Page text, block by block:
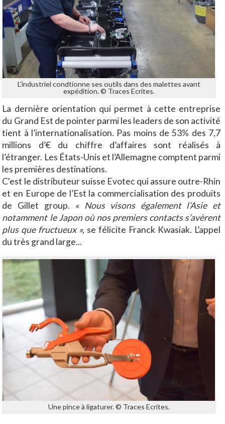
L'industriel condtionne ses outils dans des malettes avant
expédition. © Traces Ecrites.
La dernière orientation qui permet à cette entreprise
du Grand Est de pointer parmi les leaders de son activité
tient à l’internationalisation. Pas moins de 53% des 7,7
millions d’€ du chiffre d’affaires sont réalisés à
l’étranger. Les États-Unis et l’Allemagne comptent parmi
les premières destinations.
C'est le distributeur suisse Evotec qui assure outre-Rhin
et en Europe de l’Est la commercialisation des produits
de Gillet group. « Nous visons également l’Asie et
notamment le Japon où nos premiers contacts s’avèrent
plus que fructueux », se félicite Franck Kwasiak. L’appel
du très grand large...
Une pince à ligaturer. © Traces Ecrites.